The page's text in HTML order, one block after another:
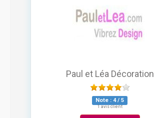
Paul et Léa Décoration
Note : 4/ 5
1 avis client